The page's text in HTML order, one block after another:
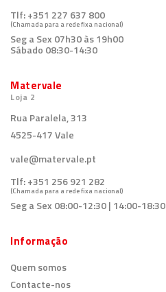
Tlf:+351 227 637 800
(Chamada para a rede fixa nacional)
Seg a Sex 07h30 às 19h00
Sábado 08:30-14:30
Matervale
Loja 2
Rua Paralela, 313
4525-417 Vale
vale@matervale.pt
Tlf:+351 256 921 282
(Chamada para a rede fixa nacional)
Seg a Sex 08:00-12:30 | 14:00-18:30
Informação
Quem somos
Contacte-nos